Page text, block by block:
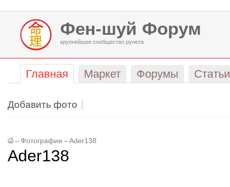
Фен-шуй Форум
крупнейшее сообщество рунета
Главная Маркет Форумы Статьи
Добавить фото
– Фотографии – Ader138
Ader138